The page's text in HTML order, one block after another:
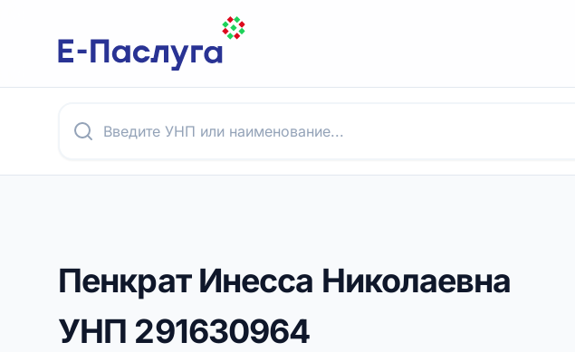
Пенкрат Инесса Николаевна
УНП 291630964